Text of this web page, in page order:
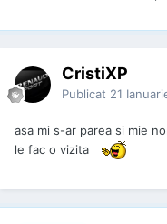
CristiXP
Publicat 21
asa mi s-ar parea si mie
le fac o vizita